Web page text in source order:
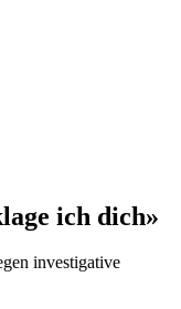
ich dich»
investigative